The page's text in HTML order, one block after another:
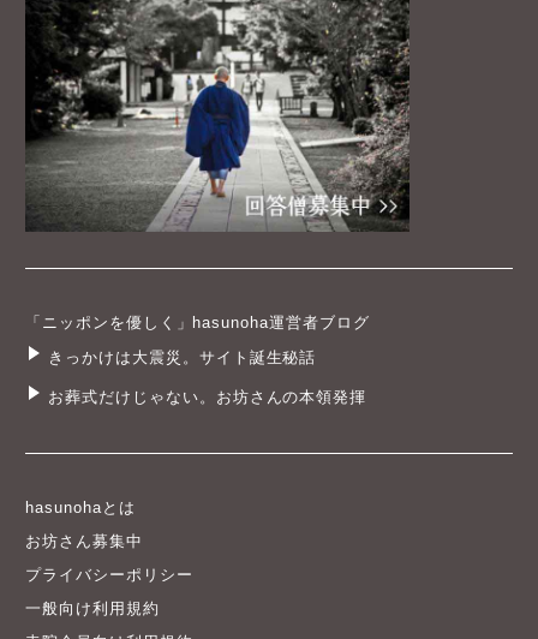
「ニッポンを優しく」hasunoha運営者ブログ
きっかけは大震災。サイト誕生秘話
お葬式だけじゃない。お坊さんの本領発揮
hasunohaとは
お坊さん募集中
プライバシーポリシー
一般向け利用規約